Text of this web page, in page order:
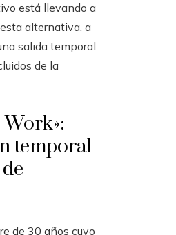
está llevando a
alternativa, a
salida temporal
de la
Work»:
temporal
de 30 años cuyo